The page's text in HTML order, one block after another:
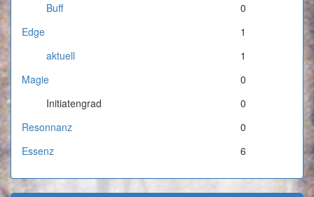
Buff
0
Edge
1
aktuell
1
Magie
0
Initiatengrad
0
Resonnanz
0
Essenz
6